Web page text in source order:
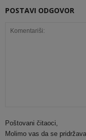
POSTAVI ODGOVOR
Poštovani čitaoci,
Molimo vas da se